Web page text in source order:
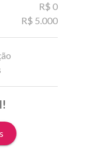
R$ 0
R$ 5.000